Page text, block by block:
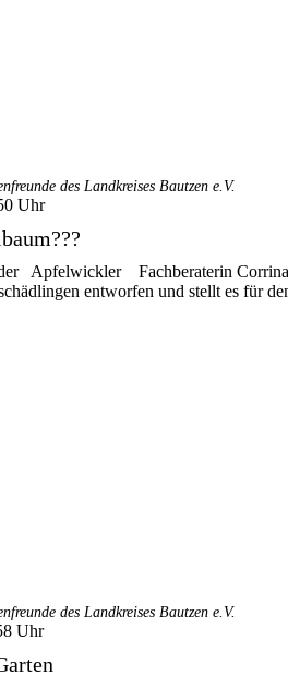
des Landkreises Bautzen e.V.
Uhr
Apfelwickler Fachberaterin Corrina
entworfen und stellt es für
des Landkreises Bautzen e.V.
Uhr